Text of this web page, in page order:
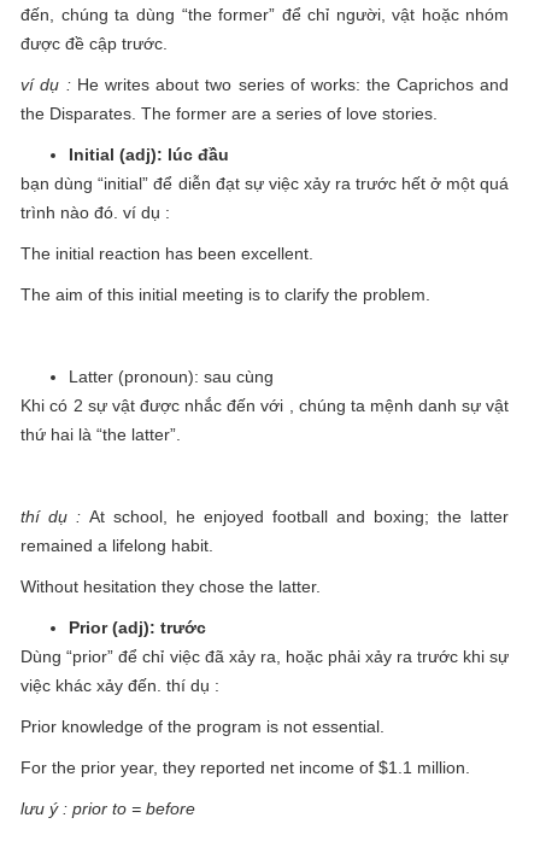
đến, chúng ta dùng “the former” để chỉ người, vật hoặc nhóm
được đề cập trước.
ví dụ :He writes about two series of works: the Caprichos and
the Disparates. The former are a series of love stories.
Initial (adj): lúc đầu
bạn dùng “initial” để diễn đạt sự việc xảy ra trước hết ở một quá
trình nào đó. ví dụ :
The initial reaction has been excellent.
The aim of this initial meeting is to clarify the problem.
Latter (pronoun): sau cùng
Khi có 2 sự vật được nhắc đến với , chúng ta mệnh danh sự vật
thứ hai là “the latter”.
thí dụ : At school, he enjoyed football and boxing; the latter
remained a lifelong habit.
Without hesitation they chose the latter.
Prior (adj): trước
Dùng “prior” để chỉ việc đã xảy ra, hoặc phải xảy ra trước khi sự
việc khác xảy đến. thí dụ :
Prior knowledge of the program is not essential.
For the prior year, they reported net income of $1.1 million.
lưu ý : prior to = before